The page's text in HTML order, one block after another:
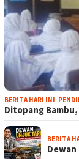
BERITA HARI INI,
Ditopang
BERITA